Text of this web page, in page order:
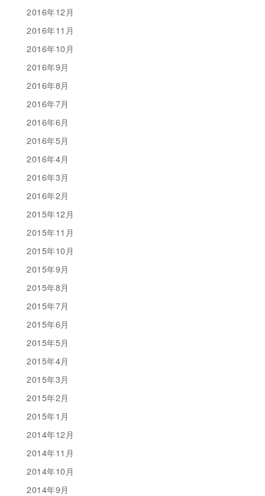
2016年12月
2016年11月
2016年10月
2016年9月
2016年8月
2016年7月
2016年6月
2016年5月
2016年4月
2016年3月
2016年2月
2015年12月
2015年11月
2015年10月
2015年9月
2015年8月
2015年7月
2015年6月
2015年5月
2015年4月
2015年3月
2015年2月
2015年1月
2014年12月
2014年11月
2014年10月
2014年9月